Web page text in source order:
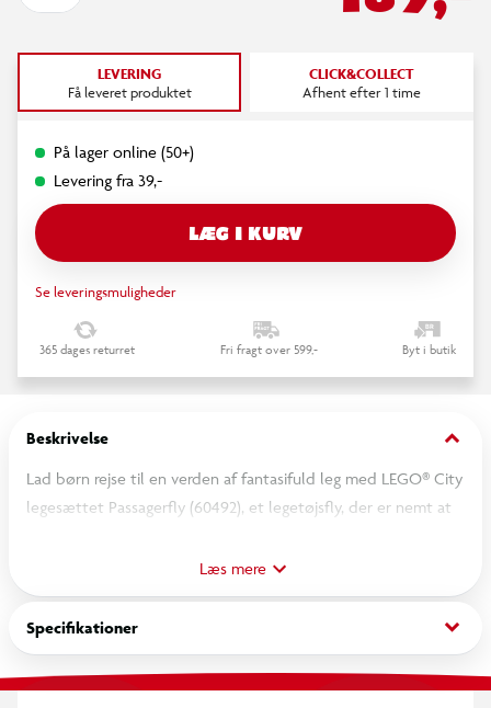
LEVERING
Få leveret produktet
CLICK&COLLECT
Afhent efter 1 time
På lager online (50+)
Levering fra 39,-
LÆG I KURV
Se leveringsmuligheder
365 dages returret Fri fragt over 599,- Byt i butik
Beskrivelse keyboard_arrow_down
Lad børn rejse til en verden af fantasifuld leg med LEGO® City
legesættet Passagerfly (60492), et legetøjsfly, der er nemt at
få adgang til kabinen og cockpittet med sæder og
legetøjsskærme, læsse kufferter på bagagevognen og sætte
dem i flyets lastrum. Legetøjssættet omfatter sjovt tilbehør,
bl.a. signalstave samt minifigurer af en pilot, en arbejder, en
forælder og et barn, der inspirerer til timevis af fortællinger
Læs mere
Specifikationer keyboard_arrow_down